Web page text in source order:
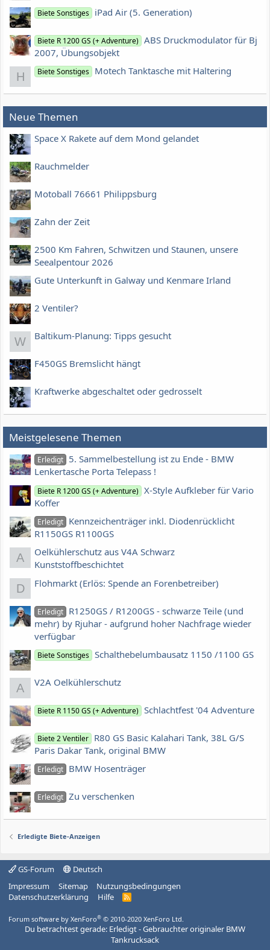
Biete Sonstiges iPad Air (5. Generation)
Biete R 1200 GS (+ Adventure) ABS Druckmodulator für Bj
2007, Übungsobjekt
H Biete Sonstiges Motech Tanktasche mit Haltering
Neue Themen
Space X Rakete auf dem Mond gelandet
Rauchmelder
Motoball 76661 Philippsburg
Zahn der Zeit
2500 Km Fahren, Schwitzen und Staunen, unsere
Seealpentour 2026
Gute Unterkunft in Galway und Kenmare Irland
2 Ventiler?
W Baltikum-Planung: Tipps gesucht
F450GS Bremslicht hängt
Kraftwerke abgeschaltet oder gedrosselt
Meistgelesene Themen
Erledigt 5. Sammelbestellung ist zu Ende - BMW
Lenkertasche Porta Telepass !
Biete R 1200 GS (+ Adventure) X-Style Aufkleber für Vario
Koffer
Erledigt Kennzeichenträger inkl. Diodenrücklicht
R1150GS R1100GS
A
Oelkühlerschutz aus V4A Schwarz
Kunststoffbeschichtet
D Flohmarkt (Erlös: Spende an Forenbetreiber)
Erledigt R1250GS / R1200GS - schwarze Teile (und
mehr) by Rjuhar - aufgrund hoher Nachfrage wieder
verfügbar
Biete Sonstiges Schalthebelumbausatz 1150 /1100 GS
A V2A Oelkühlerschutz
Biete R 1150 GS (+ Adventure) Schlachtfest '04 Adventure
Biete 2 Ventiler R80 GS Basic Kalahari Tank, 38L G/S
Paris Dakar Tank, original BMW
Erledigt BMW Hosenträger
Erledigt Zu verschenken
Erledigte Biete-Anzeigen
GS-Forum
Deutsch
Impressum
Sitemap
Nutzungsbedingungen
Datenschutzerklärung
Hilfe
R
Forum software by XenForo® © 2010-2020 XenForo Ltd.
Du betrachtest gerade: Erledigt - Gebrauchter originaler BMW
Tankrucksack